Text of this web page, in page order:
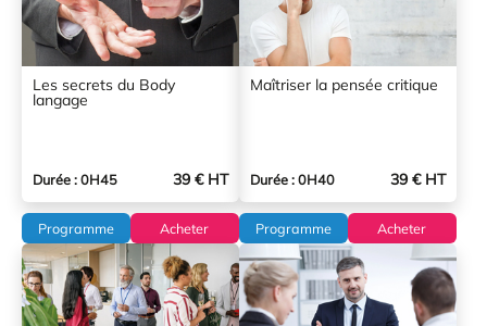
Les secrets du Body
langage
Durée : 0H45 39 € HT
Programme Acheter
Maîtriser la pensée critique
Durée : 0H40 39 € HT
Programme Acheter